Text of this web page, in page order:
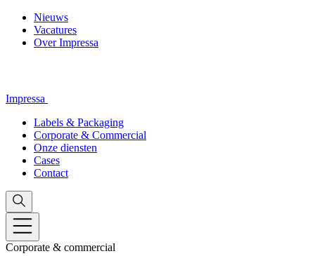
Nieuws
Vacatures
Over Impressa
Impressa
Labels & Packaging
Corporate & Commercial
Onze diensten
Cases
Contact
Corporate & commercial